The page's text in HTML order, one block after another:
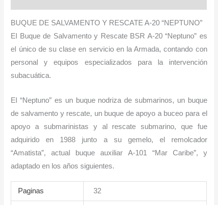
cantidad
BUQUE DE SALVAMENTO Y RESCATE A-20 “NEPTUNO”
El Buque de Salvamento y Rescate BSR A-20 “Neptuno” es
el único de su clase en servicio en la Armada, contando con
personal y equipos especializados para la intervención
subacuática.
El “Neptuno” es un buque nodriza de submarinos, un buque
de salvamento y rescate, un buque de apoyo a buceo para el
apoyo a submarinistas y al rescate submarino, que fue
adquirido en 1988 junto a su gemelo, el remolcador
“Amatista”, actual buque auxiliar A-101 “Mar Caribe”, y
adaptado en los años siguientes.
Paginas 32